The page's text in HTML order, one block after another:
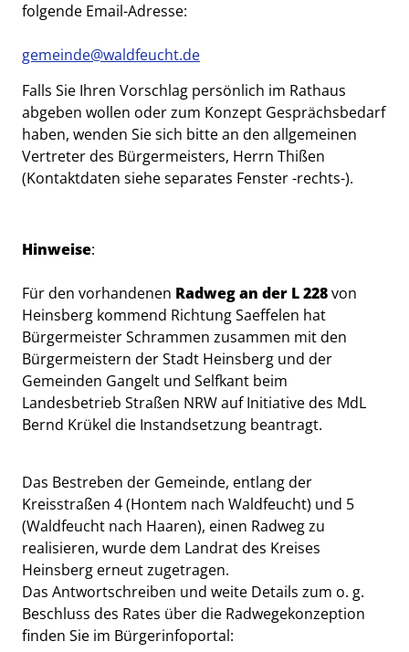
folgende Email-Adresse:
gemeinde@waldfeucht.de
Falls Sie Ihren Vorschlag persönlich im Rathaus
abgeben wollen oder zum Konzept Gesprächsbedarf
haben, wenden Sie sich bitte an den allgemeinen
Vertreter des Bürgermeisters, Herrn Thißen
(Kontaktdaten siehe separates Fenster -rechts-).
Hinweise:
Für den vorhandenen Radweg an der L 228von
Heinsberg kommend Richtung Saeffelen hat
Bürgermeister Schrammen zusammen mit den
Bürgermeistern der Stadt Heinsberg und der
Gemeinden Gangelt und Selfkant beim
Landesbetrieb Straßen NRW auf Initiative des MdL
Bernd Krükel die Instandsetzung beantragt.
Das Bestreben der Gemeinde, entlang der
Kreisstraßen 4 (Hontem nach Waldfeucht) und 5
(Waldfeucht nach Haaren), einen Radweg zu
realisieren, wurde dem Landrat des Kreises
Heinsberg erneut zugetragen.
Das Antwortschreiben und weite Details zum o. g.
Beschluss des Rates über die Radwegekonzeption
finden Sie im Bürgerinfoportal: